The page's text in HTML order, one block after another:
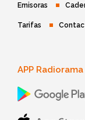
Emisoras
Tarifas
APP Radiorama